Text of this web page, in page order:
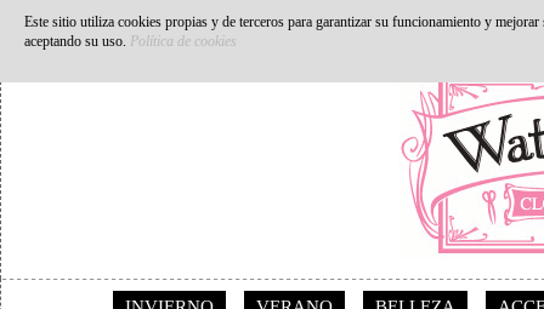
Español English
Este sitio utiliza cookies propias y de terceros para garantizar su funcionamiento y
aceptando su uso. Política de cookies